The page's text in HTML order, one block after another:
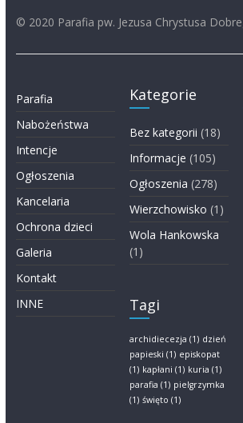
© 2020 Parafia pw. Jezusa Chrystusa
Parafia
Nabożeństwa
Intencje
Ogłoszenia
Kancelaria
Ochrona dzieci
Galeria
Kontakt
INNE
Kategorie
Bez kategorii (18)
Informacje (105)
Ogłoszenia (278)
Wierzchowisko (1)
Wola Hankowska
(1)
Tagi
archidiecezja (1) dzień
papieski (1) episkopat
(1) kapłani (1) kuria (1)
parafia (1) pielgrzymka
(1) święto (1)